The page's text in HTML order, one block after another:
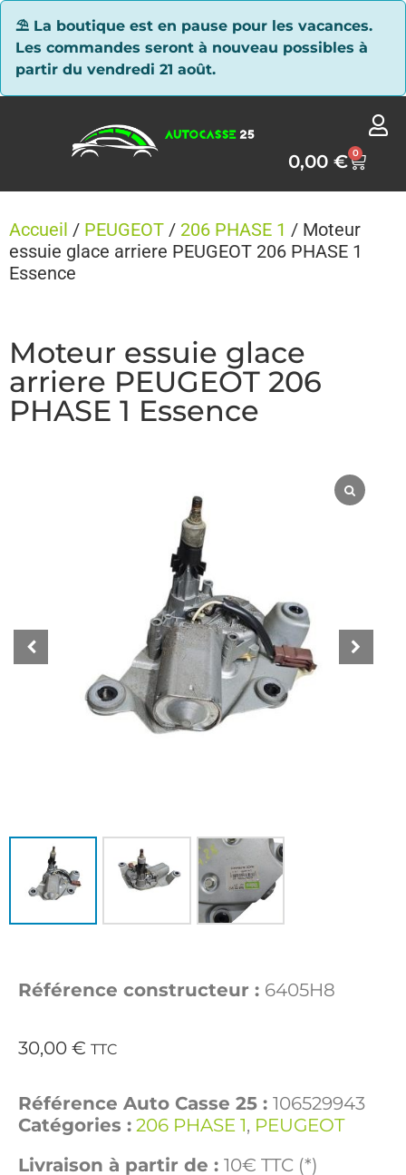
⛱ La boutique est en pause pour les vacances.
Les commandes seront à nouveau possibles à
partir du vendredi 21 août.
0,00€ 0
Accueil / PEUGEOT / 206 PHASE 1 / Moteur
essuie glace arriere PEUGEOT 206 PHASE 1
Essence
Moteur essuie glace
arriere PEUGEOT 206
PHASE 1 Essence
Référence constructeur : 6405H8
30,00 € TTC
Référence Auto Casse 25 : 106529943
Catégories : 206 PHASE 1, PEUGEOT
Livraison à partir de : 10€ TTC (*)
Panneau de gestion des cookies